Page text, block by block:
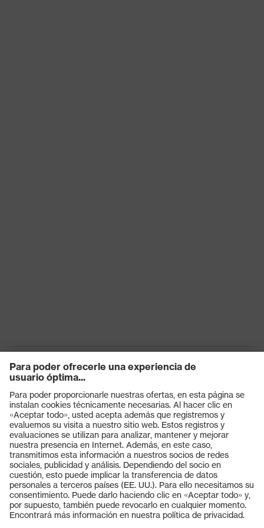
Productos
Gafas protectoras
Cascos protectores
Guantes de seguridad
Calzado de protección